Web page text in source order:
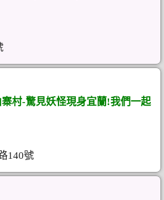
寨村-驚見妖怪現身宜蘭!我們一起
140號